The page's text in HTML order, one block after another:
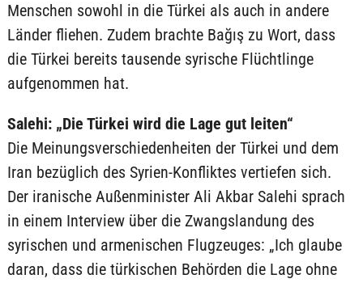
Menschen sowohl in die Türkei als auch in andere
Länder fliehen. Zudem brachte Bağış zu Wort, dass
die Türkei bereits tausende syrische Flüchtlinge
aufgenommen hat.
Salehi: „Die Türkei wird die Lage gut leiten“
Die Meinungsverschiedenheiten der Türkei und dem
Iran bezüglich des Syrien-Konfliktes vertiefen sich.
Der iranische Außenminister Ali Akbar Salehi sprach
in einem Interview über die Zwangslandung des
syrischen und armenischen Flugzeuges: „Ich glaube
daran, dass die türkischen Behörden die Lage ohne